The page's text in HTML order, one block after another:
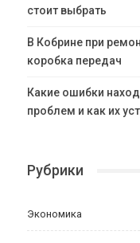
стоит выбрать
В Кобрине при
коробка передач
Какие ошибки
проблем и как их
Рубрики
Экономика